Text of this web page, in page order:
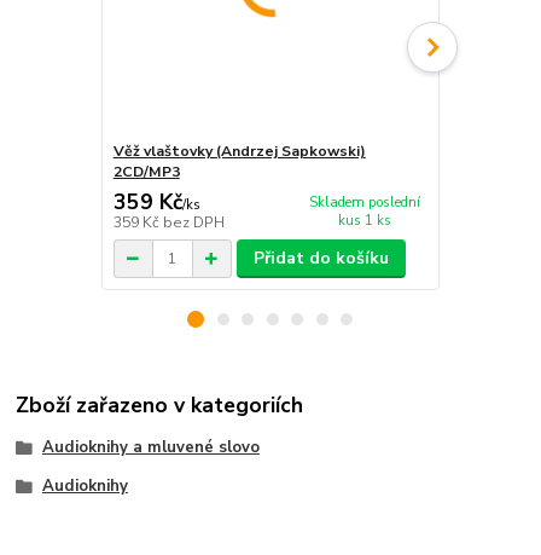
Věž vlaštovky (Andrzej Sapkowski)
2CD/MP3
359 Kč/ks
359 Kč bez DPH
Skladem poslední
kus 1 ks
Přidat do košíku
Zboží zařazeno v kategoriích
Audioknihy a mluvené slovo
Audioknihy